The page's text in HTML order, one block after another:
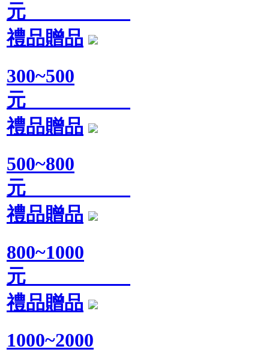
元
禮品贈品
300~500
元
禮品贈品
500~800
元
禮品贈品
800~1000
元
禮品贈品
1000~2000